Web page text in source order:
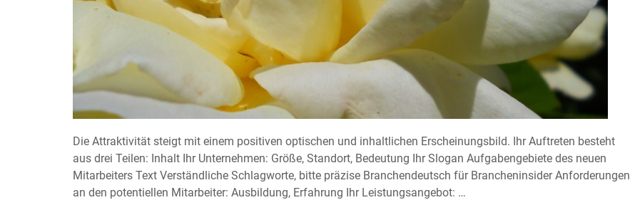
Die Attraktivität steigt mit einem positiven optischen und inhaltlichen Erscheinungsbild. Ihr Auftreten besteht
aus drei Teilen: Inhalt Ihr Unternehmen: Größe, Standort, Bedeutung Ihr Slogan Aufgabengebiete des neuen
Mitarbeiters Text Verständliche Schlagworte, bitte präzise Branchendeutsch für Brancheninsider Anforderungen
an den potentiellen Mitarbeiter: Ausbildung, Erfahrung Ihr Leistungsangebot: …